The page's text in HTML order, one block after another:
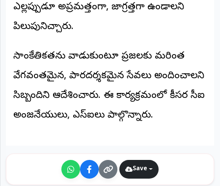
లాగిన్
(Login)
2026
NTODAY
NEWS
క్షణం
ఎల్లప్పుడూ అప్రమత్తంగా, జాగ్రత్తగా ఉండాలని
పిలుపునిచ్చారు.
​సాంకేతికతను వాడుకుంటూ ప్రజలకు మరింత
వేగవంతమైన, పారదర్శకమైన సేవలు అందించాలని
సిబ్బందిని ఆదేశించారు. ఈ కార్యక్రమంలో కీసర సీఐ
అంజనేయులు, ఎస్ఐలు పాల్గొన్నారు.
Save